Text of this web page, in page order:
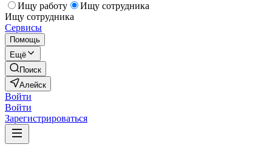
Ищу работу
Ищу сотрудника
Ищу сотрудника
Сервисы
Помощь
Ещё
Поиск
Алейск
Войти
Войти
Зарегистрироваться